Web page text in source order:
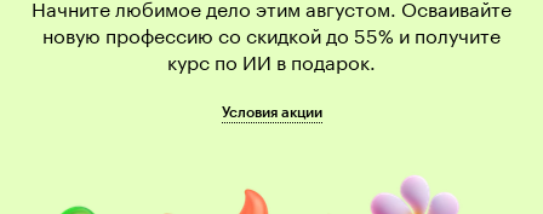
Начните любимое дело этим августом. Осваивайте
новую профессию со скидкой до 55% и получите
курс по ИИ в подарок.
Условия акции